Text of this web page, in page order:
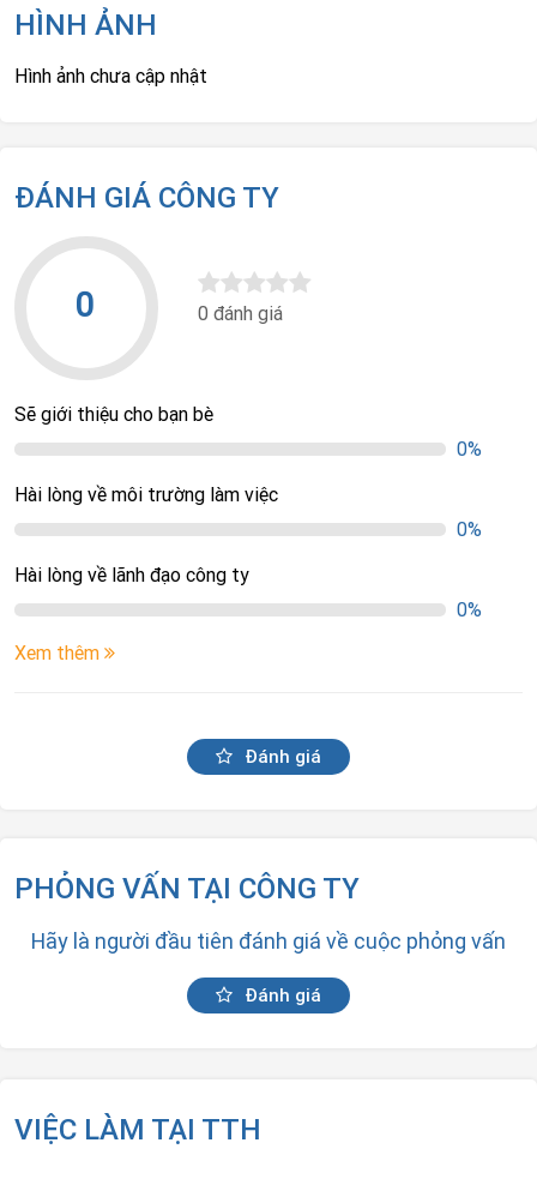
HÌNH ẢNH
Hình ảnh chưa cập nhật
ĐÁNH GIÁ CÔNG TY
0 0 đánh giá
Sẽ giới thiệu cho bạn bè
0%
Hài lòng về môi trường làm việc
0%
Hài lòng về lãnh đạo công ty
0%
Xem thêm
Đánh giá
PHỎNG VẤN TẠI CÔNG TY
Hãy là người đầu tiên đánh giá về cuộc phỏng vấn
Đánh giá
VIỆC LÀM TẠI TTH